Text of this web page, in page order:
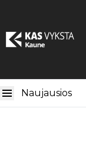
Naujausios